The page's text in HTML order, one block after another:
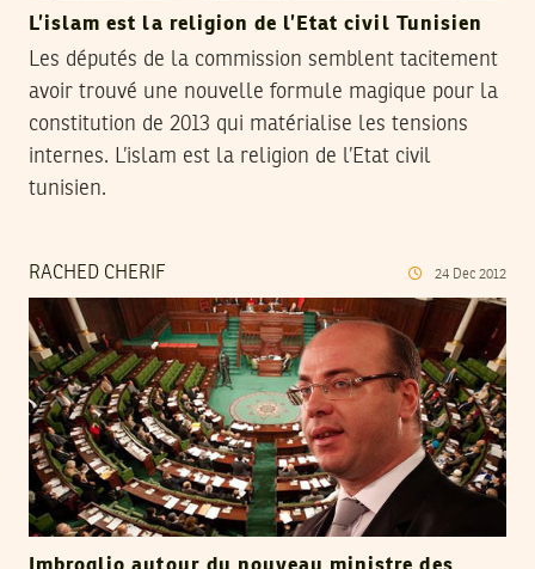
L’islam est la religion de l’Etat civil Tunisien
Les députés de la commission semblent tacitement
avoir trouvé une nouvelle formule magique pour la
constitution de 2013 qui matérialise les tensions
internes. L’islam est la religion de l’Etat civil
tunisien.
RACHED CHERIF 24 Dec 2012